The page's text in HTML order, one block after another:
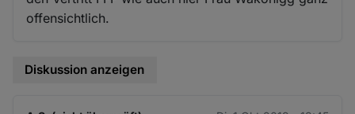
offensichtlich.
Diskussion anzeigen